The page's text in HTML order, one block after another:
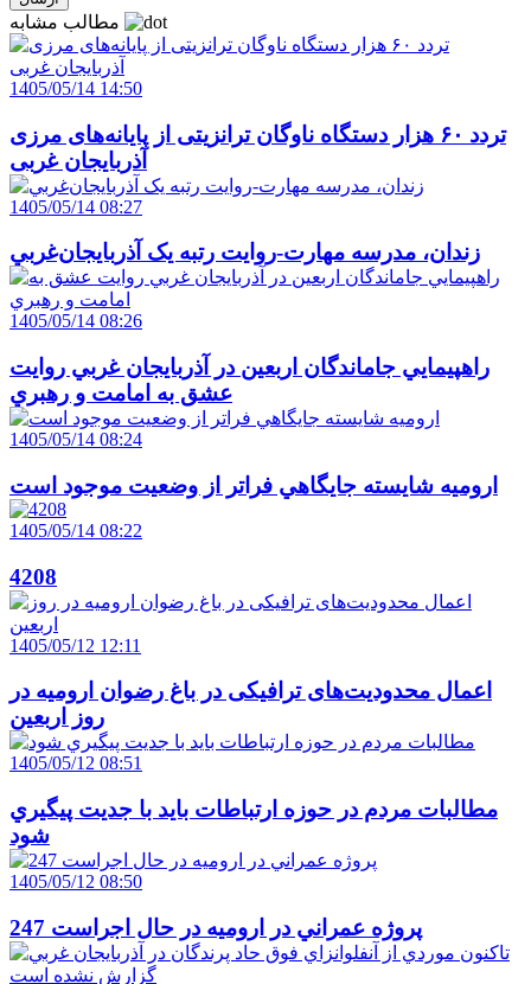
1405/05/14 14:50
تردد ۶۰ هزار دستگاه ناوگان ترانزیتی از پایانه‌های مرزی
آذربایجان ‌غربی
1405/05/14 08:27
زندان، مدرسه مهارت-روايت رتبه يک آذربايجان‌غربي
1405/05/14 08:26
راهپيمايي جاماندگان اربعين در آذربايجان غربي روايت
عشق به امامت و رهبري
1405/05/14 08:24
اروميه شايسته جايگاهي فراتر از وضعيت موجود است
1405/05/14 08:22
4208
1405/05/12 12:11
اعمال محدودیت‌های ترافیکی در باغ رضوان ارومیه در
روز اربعین
1405/05/12 08:51
مطالبات مردم در حوزه ارتباطات بايد با جديت پيگيري
شود
1405/05/12 08:50
247 پروژه عمراني در اروميه در حال اجراست